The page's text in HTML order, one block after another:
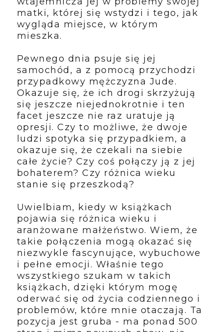
matki, której się wstydzi i tego, jak
wygląda miejsce, w którym
mieszka.
Pewnego dnia psuje się jej
samochód, a z pomocą przychodzi
przypadkowy mężczyzna Jude.
Okazuje się, że ich drogi skrzyżują
się jeszcze niejednokrotnie i ten
facet jeszcze nie raz uratuje ją
opresji. Czy to możliwe, że dwoje
ludzi spotyka się przypadkiem, a
okazuje się, że czekali na siebie
całe życie? Czy coś połączy ją z jej
bohaterem? Czy różnica wieku
stanie się przeszkodą?
Uwielbiam, kiedy w książkach
pojawia się różnica wieku i
aranżowane małżeństwo. Wiem, że
takie połączenia mogą okazać się
niezwykle fascynujące, wybuchowe
i pełne emocji. Właśnie tego
wszystkiego szukam w takich
książkach, dzięki którym mogę
oderwać się od życia codziennego i
problemów, które mnie otaczają. Ta
pozycja jest gruba - ma ponad 500